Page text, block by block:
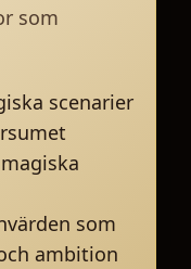
som
scenarier
som
ambition